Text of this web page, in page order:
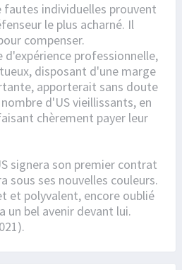
fautes individuelles prouvent
le plus acharné. Il
compenser.
d'expérience professionnelle,
disposant d'une marge
apporterait sans doute
d'US vieillissants, en
chèrement payer leur
signera son premier contrat
sous ses nouvelles couleurs.
et polyvalent, encore oublié
un bel avenir devant lui.